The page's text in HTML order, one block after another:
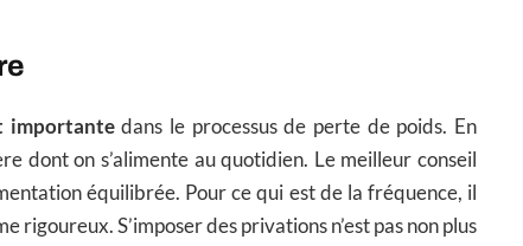
importantedans le processus de perte de poids. En
dont on s’alimente au quotidien. Le meilleur conseil
équilibrée. Pour ce qui est de la fréquence, il
rigoureux. S’imposer des privations n’est pas non plus